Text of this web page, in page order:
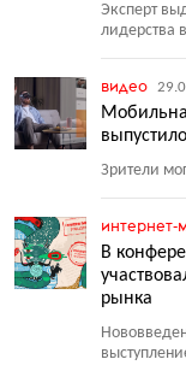
Эксперт
лидерства
видео
Зрители
интернет-
В
рынка